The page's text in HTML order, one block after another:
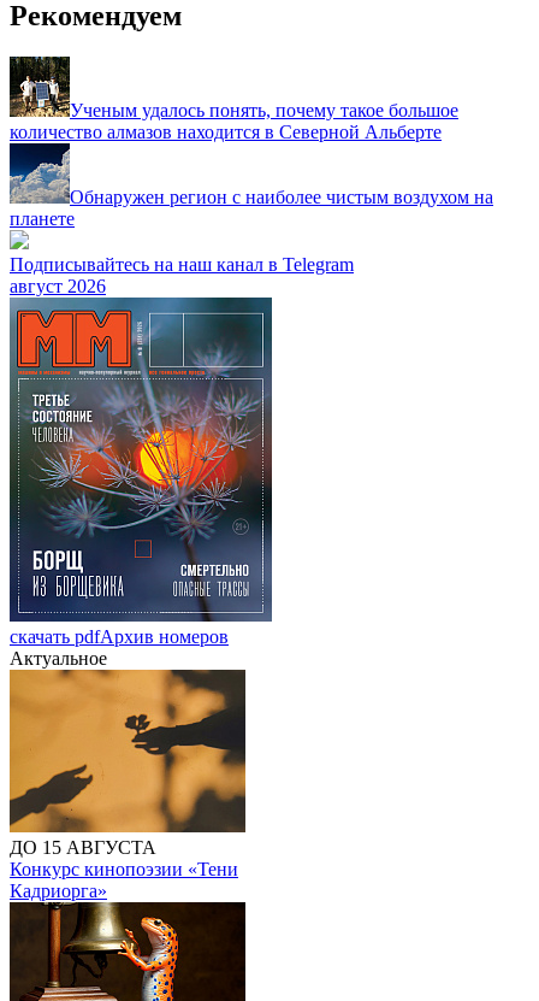
Рекомендуем
Ученым удалось понять, почему такое большое
количество алмазов находится в Северной Альберте
Обнаружен регион с наиболее чистым воздухом на
планете
Подписывайтесь на наш канал в Telegram
август 2026
скачать pdfАрхив номеров
Актуальное
ДО 15 АВГУСТА
Конкурс кинопоэзии «Тени
Кадриорга»